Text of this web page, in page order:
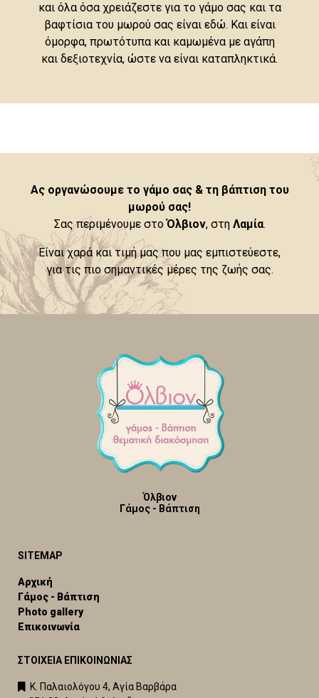
και όλα όσα χρειάζεστε για το γάμο σας και τα
βαφτίσια του μωρού σας είναι εδώ. Και είναι
όμορφα, πρωτότυπα και καμωμένα με αγάπη
και δεξιοτεχνία, ώστε να είναι καταπληκτικά.
Ας οργανώσουμε το γάμο σας & τη βάπτιση του
μωρού σας!
Σας περιμένουμε στοΌλβιον, στη Λαμία.
Είναι χαρά και τιμή μας που μας εμπιστεύεστε,
για τις πιο σημαντικές μέρες της ζωής σας.
Όλβιον
Γάμος - Βάπτιση
SITEMAP
Αρχική
Γάμος - Βάπτιση
Photo gallery
Επικοινωνία
ΣΤΟΙΧΕΙΑ ΕΠΙΚΟΙΝΩΝΙΑΣ
Κ. Παλαιολόγου 4, Αγία Βαρβάρα